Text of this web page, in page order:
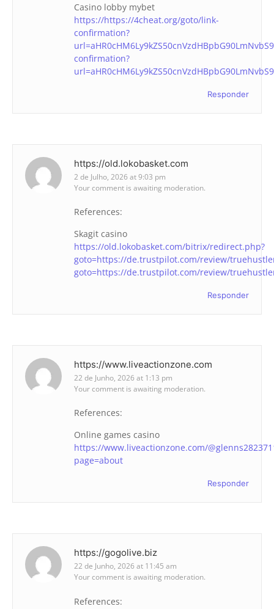
Casino lobby mybet
https://https://4cheat.org/goto/link-
confirmation?
confirmation?
Responder
https://old.lokobasket.com
2 de Julho, 2026 at 9:03 pm
Your comment is awaiting moderation.
References:
Skagit casino
https://old.lokobasket.com/bitrix/redirect.php?
goto=https://de.trustpilot.com/review/
goto=https://de.trustpilot.com/review/
Responder
https://www.liveactionzone.com
22 de Junho, 2026 at 1:13 pm
Your comment is awaiting moderation.
References:
Online games casino
https://www.liveactionzone.com/
page=about
Responder
https://gogolive.biz
22 de Junho, 2026 at 11:45 am
Your comment is awaiting moderation.
References: